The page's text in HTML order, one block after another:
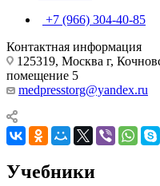
+7 (966) 304-40-85
Контактная информация
125319, Москва г,
помещение 5
medpresstorg@yandex.ru
Учебники